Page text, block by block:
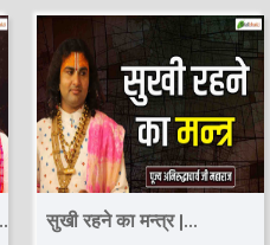
सुखी रहने का मन्त्र |